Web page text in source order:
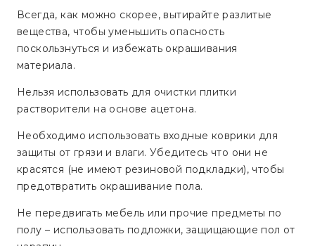
Всегда, как можно скорее, вытирайте разлитые
вещества, чтобы уменьшить опасность
поскользнуться и избежать окрашивания
материала.
Нельзя использовать для очистки плитки
растворители на основе ацетона.
Необходимо использовать входные коврики для
защиты от грязи и влаги. Убедитесь что они не
красятся (не имеют резиновой подкладки), чтобы
предотвратить окрашивание пола.
Не передвигать мебель или прочие предметы по
полу – использовать подложки, защищающие пол от